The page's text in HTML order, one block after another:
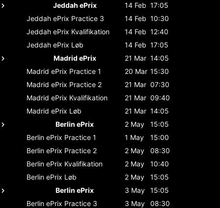
Jeddah ePrix
14 Feb 17:05
Jeddah ePrix Practice 3 14 Feb 10:30
Jeddah ePrix Kvalifikation 14 Feb 12:40
Jeddah ePrix Løb 14 Feb 17:05
Madrid ePrix
21 Mar 14:05
Madrid ePrix Practice 1 20 Mar 15:30
Madrid ePrix Practice 2 21 Mar 07:30
Madrid ePrix Kvalifikation 21 Mar 09:40
Madrid ePrix Løb 21 Mar 14:05
Berlin ePrix
2 May
15:05
Berlin ePrix Practice 1 1 May
15:00
Berlin ePrix Practice 2 2 May
08:30
Berlin ePrix Kvalifikation 2 May
10:40
Berlin ePrix Løb 2 May
15:05
Berlin ePrix
3 May
15:05
Berlin ePrix Practice 3 3 May
08:30